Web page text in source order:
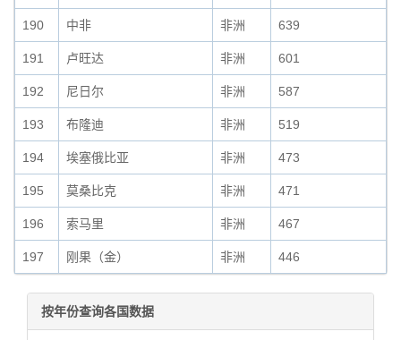
190 中非 非洲 639
191 卢旺达 非洲 601
192 尼日尔 非洲 587
193 布隆迪 非洲 519
194 埃塞俄比亚 非洲 473
195 莫桑比克 非洲 471
196 索马里 非洲 467
197 刚果（金） 非洲 446
按年份查询各国数据